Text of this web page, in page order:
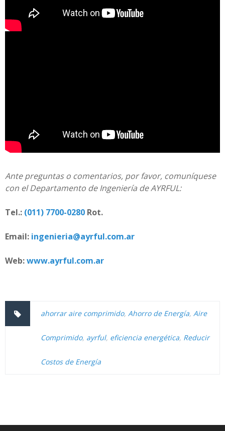
Ante preguntas o comentarios, por favor, comuníquese
con el Departamento de Ingeniería de AYRFUL:
Tel.: (011) 7700-0280 Rot.
Email: ingenieria@ayrful.com.ar
Web:www.ayrful.com.ar
ahorrar aire comprimido, Ahorro de Energía, Aire
Comprimido, ayrful, eficiencia energética, Reducir
Costos de Energía